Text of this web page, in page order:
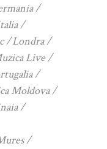
Londra
Live
Moldova